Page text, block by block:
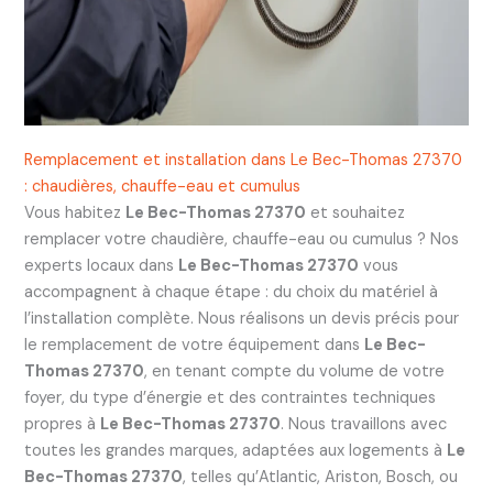
Remplacement et installation dans Le Bec-Thomas 27370
: chaudières, chauffe-eau et cumulus
Vous habitez Le Bec-Thomas 27370 et souhaitez
remplacer votre chaudière, chauffe-eau ou cumulus ? Nos
experts locaux dans Le Bec-Thomas 27370 vous
accompagnent à chaque étape : du choix du matériel à
l’installation complète. Nous réalisons un devis précis pour
le remplacement de votre équipement dans Le Bec-
Thomas 27370, en tenant compte du volume de votre
foyer, du type d’énergie et des contraintes techniques
propres à Le Bec-Thomas 27370. Nous travaillons avec
toutes les grandes marques, adaptées aux logements à Le
Bec-Thomas 27370, telles qu’Atlantic, Ariston, Bosch, ou